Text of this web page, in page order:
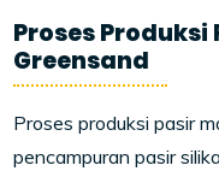
Proses
Greensand
Proses produksi pasir
pencampuran pasir